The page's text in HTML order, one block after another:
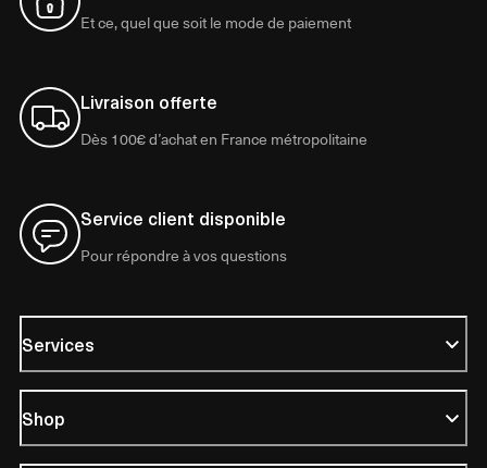
Et ce, quel que soit le mode de paiement
Livraison offerte
Dès 100€ d’achat en France métropolitaine
Service client disponible
Pour répondre à vos questions
Services
Shop